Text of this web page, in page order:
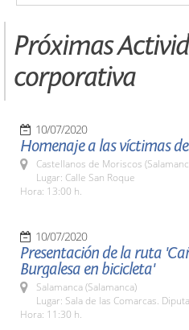
Próximas
corporativa
10/07/2020
Homenaje a las víctimas
Castellanos de Moriscos
Lugar: Calle San Roque
Hora: 13:00 h.
10/07/2020
Presentación de la ruta
Burgalesa en bicicleta'
Salamanca (Salamanca)
Lugar: Sala de las Comarcas.
Hora: 11:30 h.